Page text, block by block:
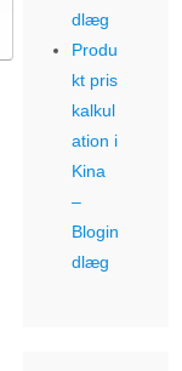
dlæg
Produ
kt pris
kalkul
ation i
Kina
–
Blogin
dlæg